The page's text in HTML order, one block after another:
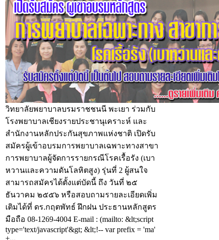
วิทยาลัยพยาบาลบรมราชชนนี พะเยา ร่วมกับ
โรงพยาบาลเชียงรายประชานุเคราะห์ และ
สำนักงานหลักประกันสุขภาพแห่งชาติ เปิดรับ
สมัครผู้เข้าอบรมการพยาบาลเฉพาะทางสาขา
การพยาบาลผู้จัดการรายกรณีโรคเรื้อรัง (เบา
หวานและความดันโลหิตสูง) รุ่นที่ 2 ผู้สนใจ
สามารถสมัครได้ตั้งแต่บัดนี้ ถึง วันที่ ๒๕
ธันวาคม ๒๕๕๖ หรือสอบถามรายละเอียดเพิ่ม
เติมได้ที่ ดร.กฤตพัทธ์ ฝึกฝน ประธานหลักสูตร
มือถือ 08-1269-4004 E-mail : (mailto: &lt;script
type='text/javascript'&gt; &lt;!-- var prefix = 'ma'
+...